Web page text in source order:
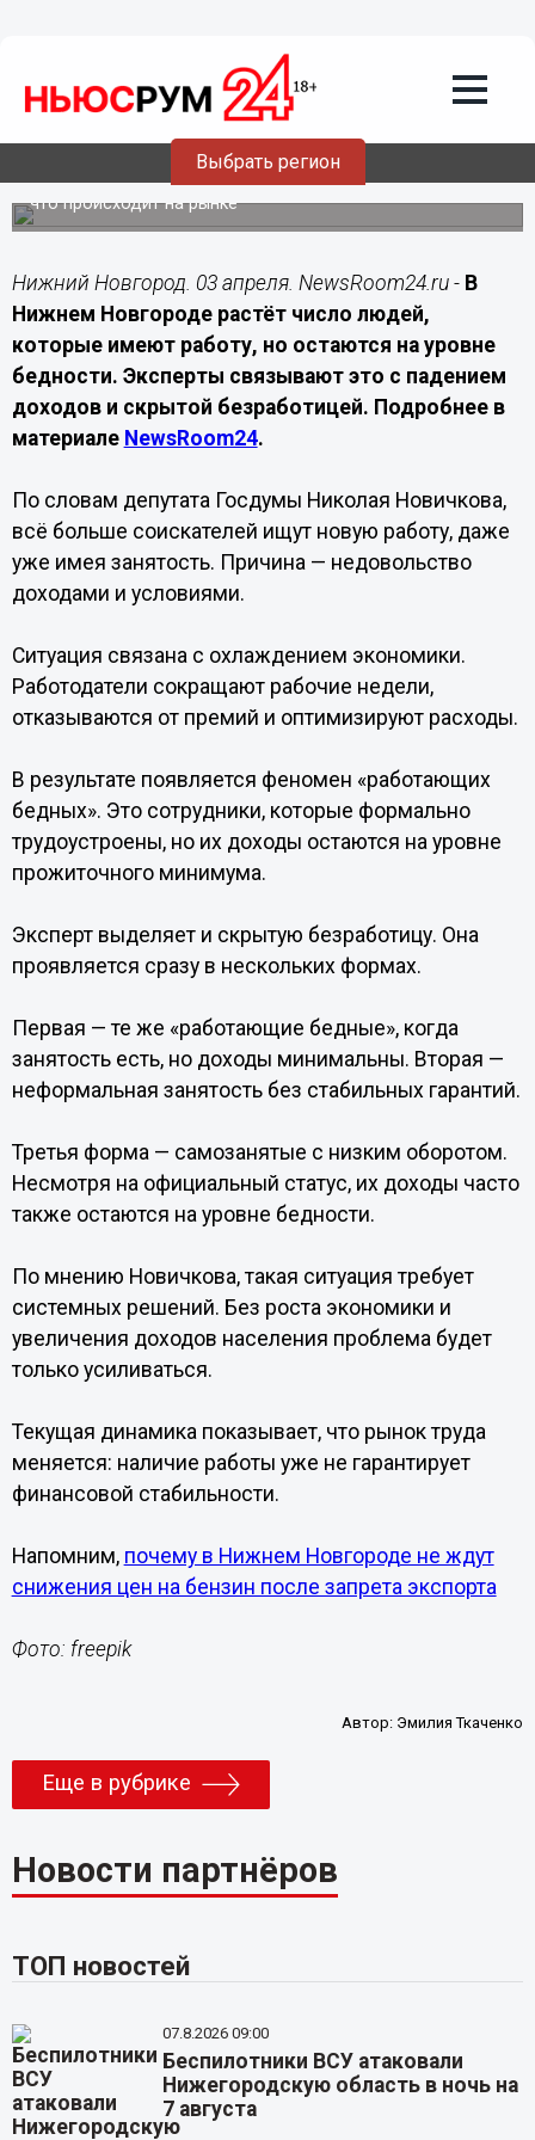
Выбрать регион
03.04.202612:10
Работающие бедные в Нижнем
Новгороде становятся новой нормой
Почему люди с работой остаются за чертой доходов и
что происходит на рынке
Нижний Новгород. 03 апреля. NewsRoom24.ru - В
Нижнем Новгороде растёт число людей,
которые имеют работу, но остаются на уровне
бедности. Эксперты связывают это с падением
доходов и скрытой безработицей. Подробнее в
материале NewsRoom24.
По словам депутата Госдумы Николая Новичкова,
всё больше соискателей ищут новую работу, даже
уже имея занятость. Причина — недовольство
доходами и условиями.
Ситуация связана с охлаждением экономики.
Работодатели сокращают рабочие недели,
отказываются от премий и оптимизируют расходы.
В результате появляется феномен «работающих
бедных». Это сотрудники, которые формально
трудоустроены, но их доходы остаются на уровне
прожиточного минимума.
Эксперт выделяет и скрытую безработицу. Она
проявляется сразу в нескольких формах.
Первая — те же «работающие бедные», когда
занятость есть, но доходы минимальны. Вторая —
неформальная занятость без стабильных гарантий.
Третья форма — самозанятые с низким оборотом.
Несмотря на официальный статус, их доходы часто
также остаются на уровне бедности.
По мнению Новичкова, такая ситуация требует
системных решений. Без роста экономики и
увеличения доходов населения проблема будет
только усиливаться.
Текущая динамика показывает, что рынок труда
меняется: наличие работы уже не гарантирует
финансовой стабильности.
Напомним, почему в Нижнем Новгороде не ждут
снижения цен на бензин после запрета экспорта
Фото: freepik
Автор: Эмилия Ткаченко
Еще в рубрике
Новости партнёров
ТОП новостей
07.8.2026 09:00
Беспилотники ВСУ атаковали
Нижегородскую область в ночь на
7 августа